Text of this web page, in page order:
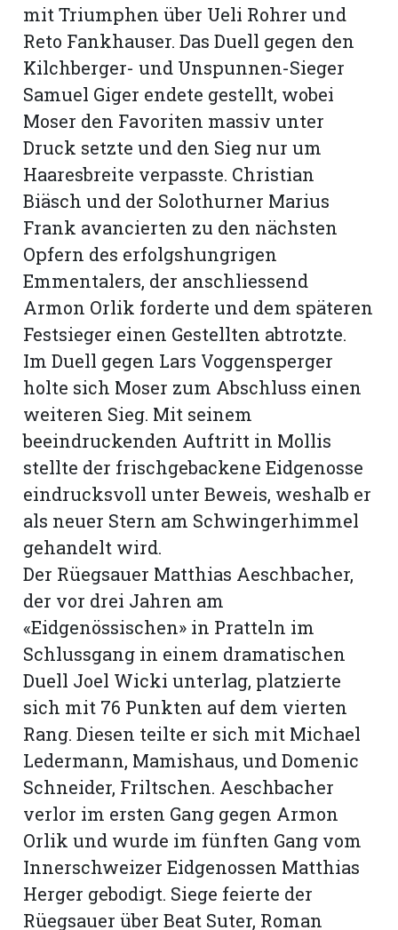
mit Triumphen über Ueli Rohrer und
Reto Fankhauser. Das Duell gegen den
Kilchberger- und Unspunnen-Sieger
Samuel Giger endete gestellt, wobei
Moser den Favoriten massiv unter
Druck setzte und den Sieg nur um
Haaresbreite verpasste. Christian
Biäsch und der Solothurner Marius
Frank avancierten zu den nächsten
Opfern des erfolgshungrigen
Emmentalers, der anschliessend
Armon Orlik forderte und dem späteren
Festsieger einen Gestellten abtrotzte.
Im Duell gegen Lars Voggensperger
holte sich Moser zum Abschluss einen
weiteren Sieg. Mit seinem
beeindruckenden Auftritt in Mollis
stellte der frischgebackene Eidgenosse
eindrucksvoll unter Beweis, weshalb er
als neuer Stern am Schwingerhimmel
gehandelt wird.
Der Rüegsauer Matthias Aeschbacher,
der vor drei Jahren am
«Eidgenössischen» in Pratteln im
Schlussgang in einem dramatischen
Duell Joel Wicki unterlag, platzierte
sich mit 76 Punkten auf dem vierten
Rang. Diesen teilte er sich mit Michael
Ledermann, Mamishaus, und Domenic
Schneider, Friltschen. Aeschbacher
verlor im ersten Gang gegen Armon
Orlik und wurde im fünften Gang vom
Innerschweizer Eidgenossen Matthias
Herger gebodigt. Siege feierte der
Rüegsauer über Beat Suter, Roman